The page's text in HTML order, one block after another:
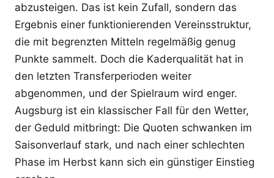
abzusteigen. Das ist kein Zufall, sondern das
Ergebnis einer funktionierenden Vereinsstruktur,
die mit begrenzten Mitteln regelmäßig genug
Punkte sammelt. Doch die Kaderqualität hat in
den letzten Transferperioden weiter
abgenommen, und der Spielraum wird enger.
Augsburg ist ein klassischer Fall für den Wetter,
der Geduld mitbringt: Die Quoten schwanken im
Saisonverlauf stark, und nach einer schlechten
Phase im Herbst kann sich ein günstiger Einstieg